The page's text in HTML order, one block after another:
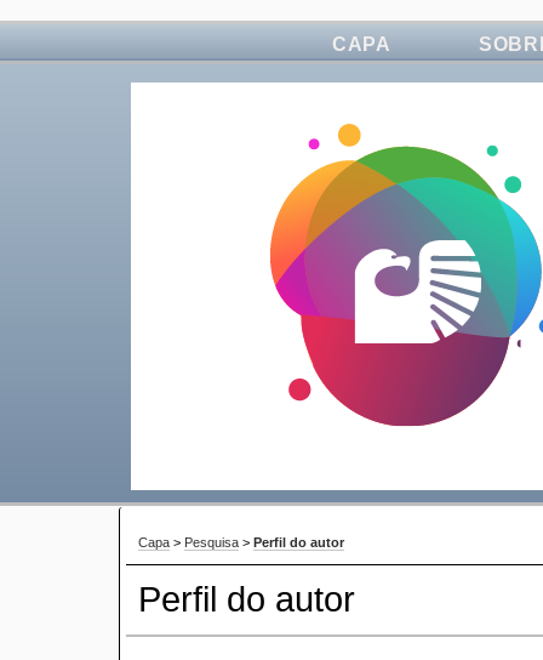
CAPA
Capa > Pesquisa > Perfil do autor
Perfil do autor